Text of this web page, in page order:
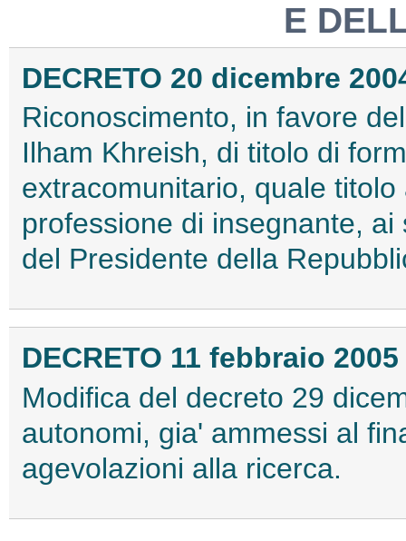
E
DECRETO 20 dicembre
Riconoscimento, in favore
Ilham Khreish, di titolo di
extracomunitario, quale
professione di insegnante,
del Presidente della
DECRETO 11 febbraio 2005
Modifica del decreto 29
autonomi, gia' ammessi al
agevolazioni alla ricerca.